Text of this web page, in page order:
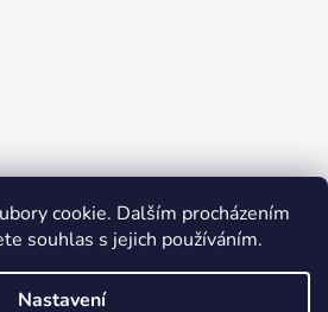
cookie. Dalším procházením
souhlas s jejich používáním.
Nastavení
ověřování recenzí